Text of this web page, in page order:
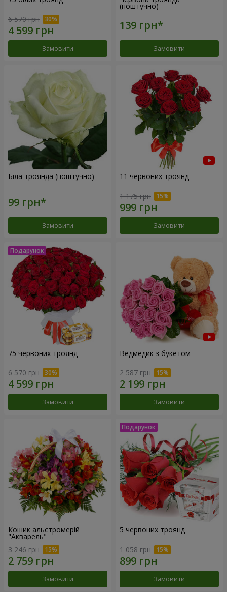
6 570 грн
Замовити
(поштучно)
Замовити
Біла троянда (поштучно)
Замовити
11 червоних троянд
1 175 грн
Замовити
75 червоних троянд
6 570 грн
Замовити
Ведмедик з букетом
2 587 грн
Замовити
Кошик альстромерій
"Акварель"
3 246 грн
Замовити
5 червоних троянд
1 058 грн
Замовити